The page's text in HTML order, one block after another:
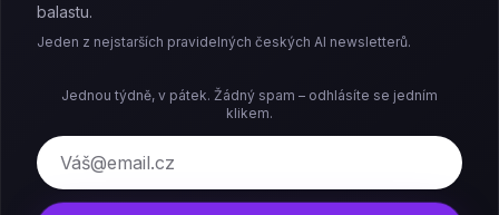
balastu.
Jeden z nejstarších pravidelných českých AI newsletterů.
Jednou týdně, v pátek. Žádný spam – odhlásíte se jedním
klikem.
E-mail